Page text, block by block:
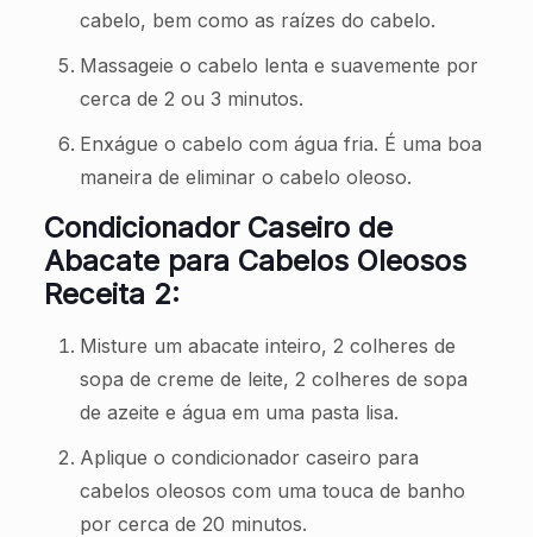
cabelo, bem como as raízes do cabelo.
Massageie o cabelo lenta e suavemente por
cerca de 2 ou 3 minutos.
Enxágue o cabelo com água fria. É uma boa
maneira de eliminar o cabelo oleoso.
Condicionador Caseiro de
Abacate para Cabelos Oleosos
Receita 2:
Misture um abacate inteiro, 2 colheres de
sopa de creme de leite, 2 colheres de sopa
de azeite e água em uma pasta lisa.
Aplique o condicionador caseiro para
cabelos oleosos com uma touca de banho
por cerca de 20 minutos.